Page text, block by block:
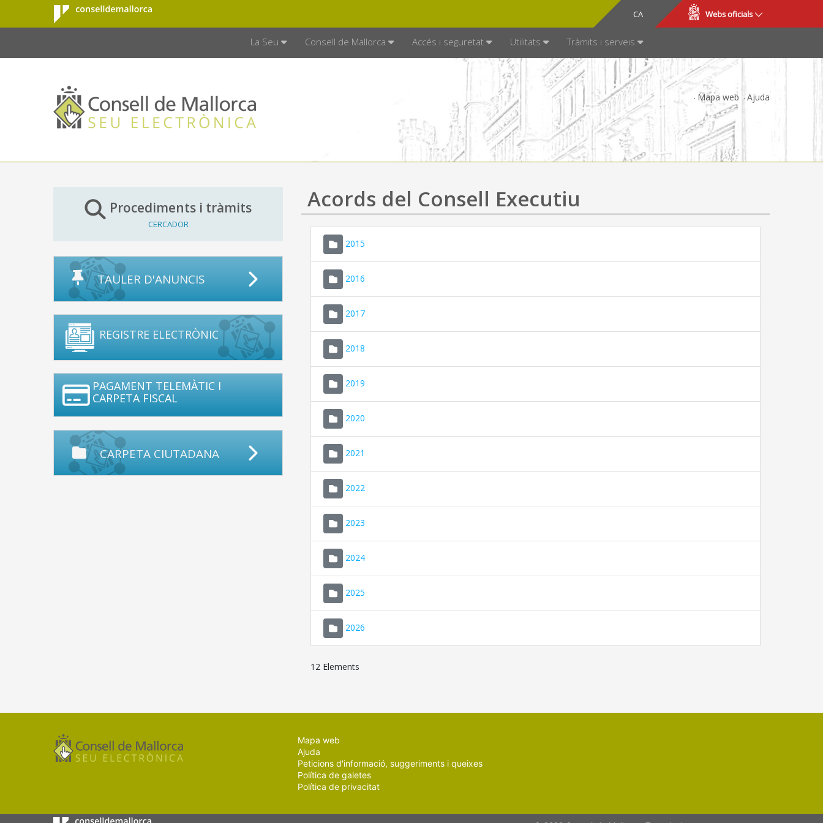
Salta al contingut principal
Consell de
Mallorca
CA
ES Webs oficials
La Seu Consell de Mallorca Accés i seguretat Utilitats Tràmits i serveis
Mapa web Ajuda
Procediments i tràmits
CERCADOR
TAULER D'ANUNCIS
REGISTRE ELECTRÒNIC
PAGAMENT TELEMÀTIC I
CARPETA FISCAL
CARPETA CIUTADANA
Acords del Consell Executiu
2015
2016
2017
2018
2019
2020
2021
2022
2023
2024
2025
2026
12 Elements
Mapa web
Ajuda
Peticions d'informació, suggeriments i queixes
Política de galetes
Política de privacitat